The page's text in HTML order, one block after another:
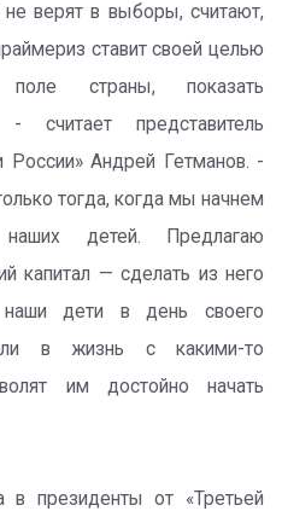
верят в выборы, считают,
ставит своей целью
поле страны, показать
- считает представитель
России» Андрей Гетманов. -
тогда, когда мы начнем
детей. Предлагаю
капитал — сделать из него
наши дети в день своего
в жизнь с какими-то
им достойно начать
в президенты от «Третьей